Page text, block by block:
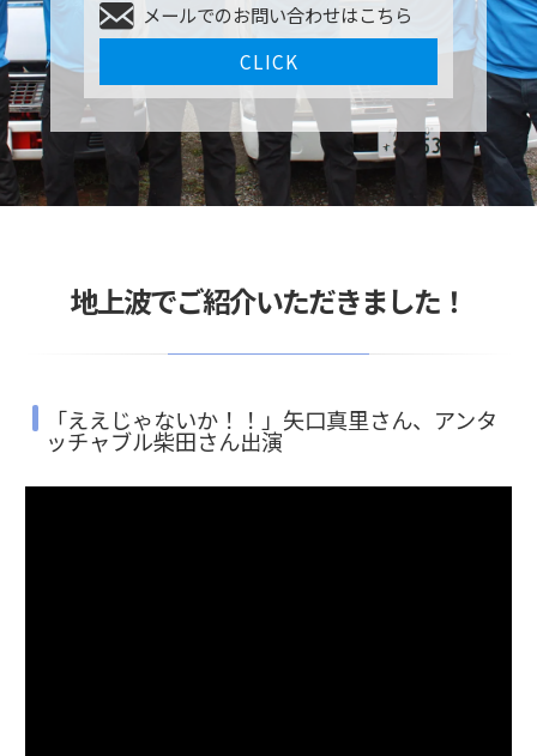
メールでのお問い合わせはこちら
CLICK
地上波でご紹介いただきました！
「ええじゃないか！！」矢口真里さん、アンタ
ッチャブル柴田さん出演